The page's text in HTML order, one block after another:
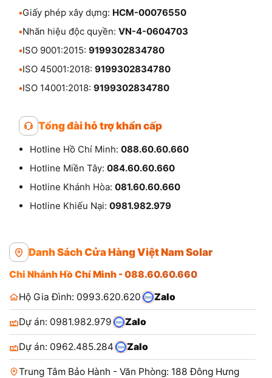
•Giấy phép xây dựng: HCM-00076550
•Nhãn hiệu độc quyền: VN-4-0604703
•ISO 9001:2015: 9199302834780
•ISO 45001:2018: 9199302834780
•ISO 14001:2018: 9199302834780
Tổng đài hỗ trợ khẩn cấp
Hotline Hồ Chí Minh: 088.60.60.660
Hotline Miền Tây: 084.60.60.660
Hotline Khánh Hòa: 081.60.60.660
Hotline Khiếu Nại: 0981.982.979
Danh Sách Cửa Hàng Việt Nam Solar
Chi Nhánh Hồ Chí Minh - 088.60.60.660
Hộ Gia Đình: 0993.620.620
Zalo
Dự án: 0981.982.979 Zalo
Dự án: 0962.485.284 Zalo
Trung Tâm Bảo Hành - Văn Phòng: 188 Đông Hưng